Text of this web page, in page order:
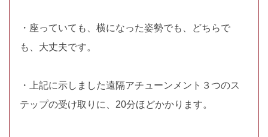
・座っていても、横になった姿勢でも、どちらで
も、大丈夫です。
・上記に示しました遠隔アチューンメント３つのス
テップの受け取りに、20分ほどかかります。